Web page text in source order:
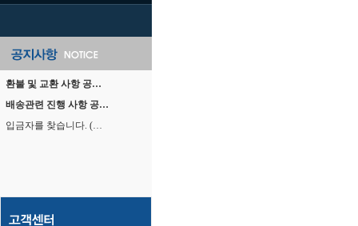
환불 및 교환 사항 공…
배송관련 진행 사항 공…
입금자를 찾습니다. (…